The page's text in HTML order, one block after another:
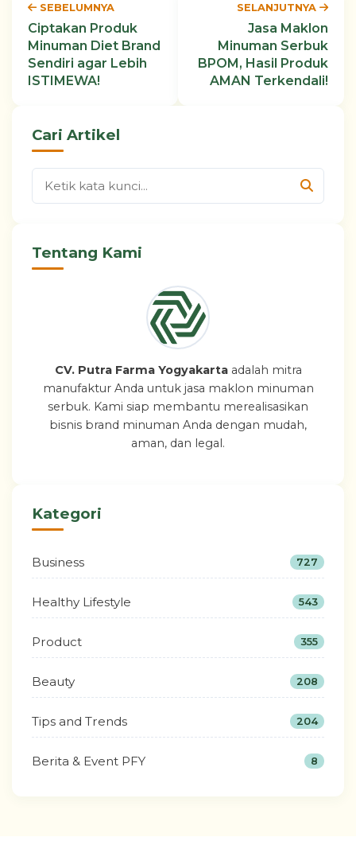
SEBELUMNYA
Ciptakan Produk
Minuman Diet Brand
Sendiri agar Lebih
ISTIMEWA!
SELANJUTNYA
Jasa Maklon
Minuman Serbuk
BPOM, Hasil Produk
AMAN Terkendali!
Cari Artikel
Tentang Kami
CV. Putra Farma Yogyakartaadalah mitra
manufaktur Anda untuk jasa maklon minuman
serbuk. Kami siap membantu merealisasikan
bisnis brand minuman Anda dengan mudah,
aman, dan legal.
Kategori
Business 727
Healthy Lifestyle 543
Product 355
Beauty 208
Tips and Trends 204
Berita & Event PFY 8